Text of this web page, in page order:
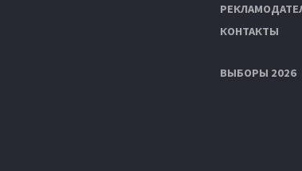
КОНТАКТЫ
ВЫБОРЫ 2026